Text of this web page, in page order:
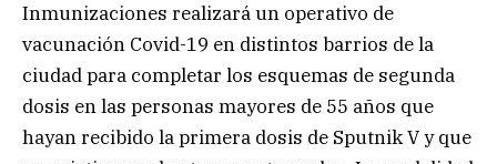
Inmunizaciones realizará un operativo de
vacunación Covid-19 en distintos barrios de la
ciudad para completar los esquemas de segunda
dosis en las personas mayores de 55 años que
hayan recibido la primera dosis de Sputnik V y que